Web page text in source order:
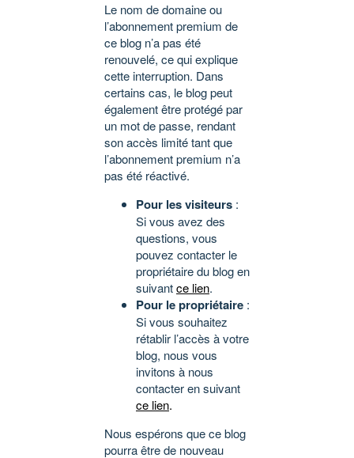
Le nom de domaine ou
l’abonnement premium de
ce blog n’a pas été
renouvelé, ce qui explique
cette interruption. Dans
certains cas, le blog peut
également être protégé par
un mot de passe, rendant
son accès limité tant que
l’abonnement premium n’a
pas été réactivé.
Pour les visiteurs :
Si vous avez des
questions, vous
pouvez contacter le
propriétaire du blog en
suivantce lien.
Pour le propriétaire :
Si vous souhaitez
rétablir l’accès à votre
blog, nous vous
invitons à nous
contacter en suivant
ce lien.
Nous espérons que ce blog
pourra être de nouveau